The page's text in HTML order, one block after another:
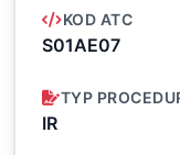
KOD ATC
S01AE07
TYP
IR